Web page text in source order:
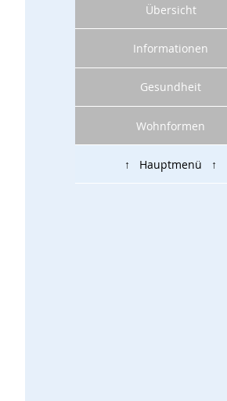
Übersicht
Informationen
Gesundheit
Wohnformen
↑ Hauptmenü ↑